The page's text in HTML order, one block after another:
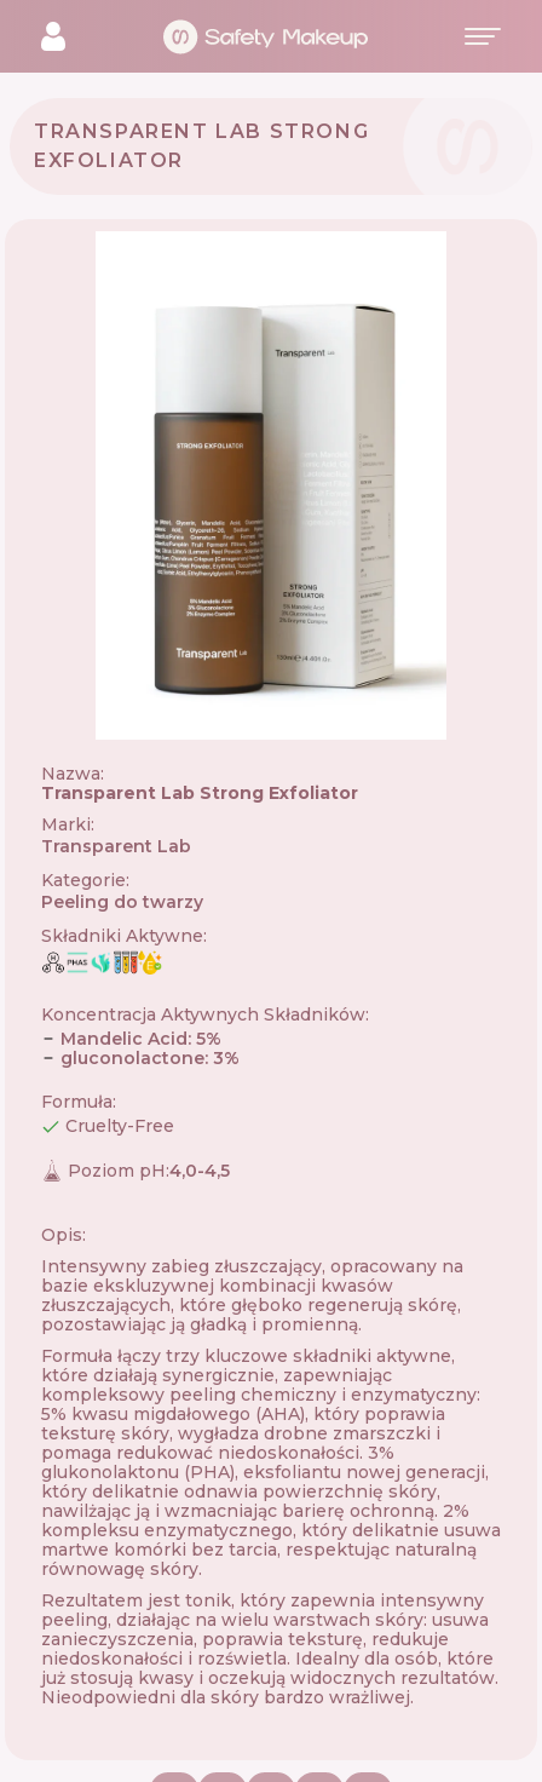
TRANSPARENT LAB STRONG
EXFOLIATOR
Nazwa:
Transparent Lab Strong Exfoliator
Marki:
Transparent Lab
Kategorie:
Peeling do twarzy
Składniki Aktywne:
Koncentracja Aktywnych Składników:
Mandelic Acid: 5%
gluconolactone: 3%
Formuła:
Cruelty-Free
Poziom pH:4,0-4,5
Opis:
Intensywny zabieg złuszczający, opracowany na
bazie ekskluzywnej kombinacji kwasów
złuszczających, które głęboko regenerują skórę,
pozostawiając ją gładką i promienną.
Formuła łączy trzy kluczowe składniki aktywne,
które działają synergicznie, zapewniając
kompleksowy peeling chemiczny i enzymatyczny:
5% kwasu migdałowego (AHA), który poprawia
teksturę skóry, wygładza drobne zmarszczki i
pomaga redukować niedoskonałości. 3%
glukonolaktonu (PHA), eksfoliantu nowej generacji,
który delikatnie odnawia powierzchnię skóry,
nawilżając ją i wzmacniając barierę ochronną. 2%
kompleksu enzymatycznego, który delikatnie usuwa
martwe komórki bez tarcia, respektując naturalną
równowagę skóry.
Rezultatem jest tonik, który zapewnia intensywny
peeling, działając na wielu warstwach skóry: usuwa
zanieczyszczenia, poprawia teksturę, redukuje
niedoskonałości i rozświetla. Idealny dla osób, które
już stosują kwasy i oczekują widocznych rezultatów.
Nieodpowiedni dla skóry bardzo wrażliwej.